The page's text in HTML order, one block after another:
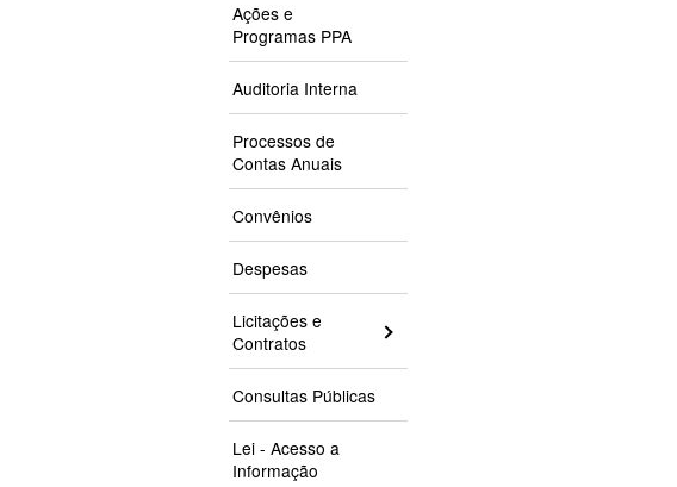
Ações e
Programas PPA
Auditoria Interna
Processos de
Contas Anuais
Convênios
Despesas
Licitações e
Contratos
Consultas Públicas
Lei - Acesso a
Informação